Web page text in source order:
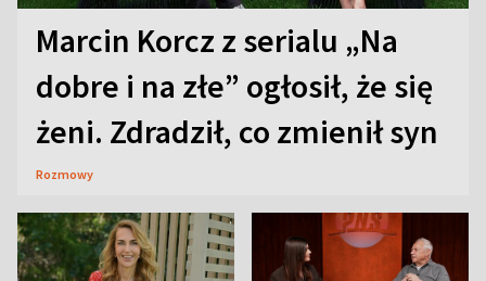
Marcin Korcz z serialu „Na
dobre i na złe” ogłosił, że się
żeni. Zdradził, co zmienił syn
Rozmowy